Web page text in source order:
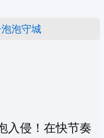
泡守城
入侵！在快节奏